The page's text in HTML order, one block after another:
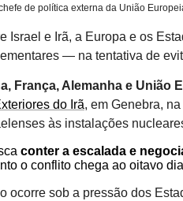
de política externa da União
Israel e Irã, a Europa e os
— na tentativa de
França, Alemanha e União
do Irã, em Genebra,
às instalações
conter a escalada e
o conflito chega ao oitavo
ocorre sob a pressão dos